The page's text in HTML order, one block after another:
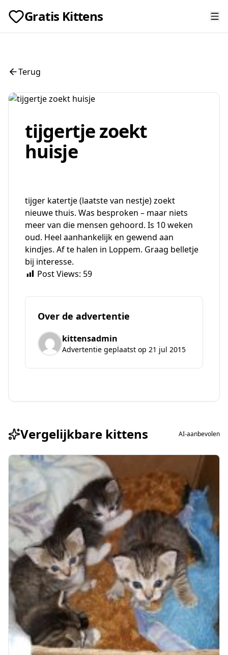
Gratis Kittens
Terug
tijgertje zoekt
huisje
tijger katertje (laatste van nestje) zoekt
nieuwe thuis. Was besproken – maar niets
meer van die mensen gehoord. Is 10 weken
oud. Heel aanhankelijk en gewend aan
kindjes. Af te halen in Loppem. Graag belletje
bij interesse.
Post Views: 59
Over de advertentie
kittensadmin
Advertentie geplaatst op 21 jul 2015
Vergelijkbare kittens AI-aanbevolen